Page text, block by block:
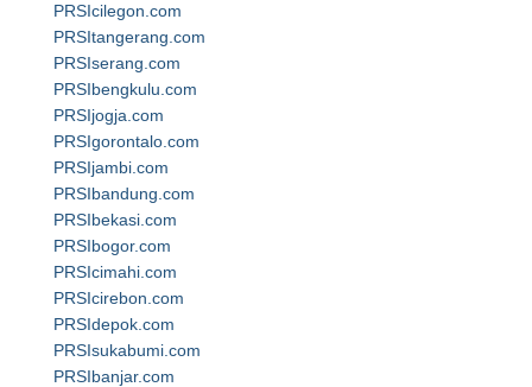
PRSIcilegon.com
PRSItangerang.com
PRSIserang.com
PRSIbengkulu.com
PRSIjogja.com
PRSIgorontalo.com
PRSIjambi.com
PRSIbandung.com
PRSIbekasi.com
PRSIbogor.com
PRSIcimahi.com
PRSIcirebon.com
PRSIdepok.com
PRSIsukabumi.com
PRSIbanjar.com